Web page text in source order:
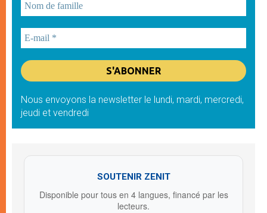
Nous envoyons la newsletter le lundi, mardi, mercredi,
jeudi et vendredi
SOUTENIR ZENIT
Disponible pour tous en 4 langues, financé par les
lecteurs.